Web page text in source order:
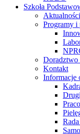
Szkoła
Aktualności
Programy i
Doradztwo
Kontakt
Informacje